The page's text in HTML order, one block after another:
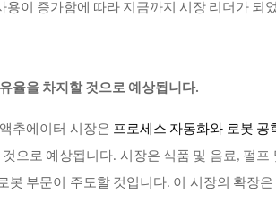
이 증가함에 따라 지금까지 시장 리더가 되
율을 차지할 것으로 예상됩니다.
추에이터 시장은 프로세스 자동화와 로봇 공
으로 예상됩니다. 시장은 식품 및 음료, 펄
봇 부문이 주도할 것입니다. 이 시장의 확장